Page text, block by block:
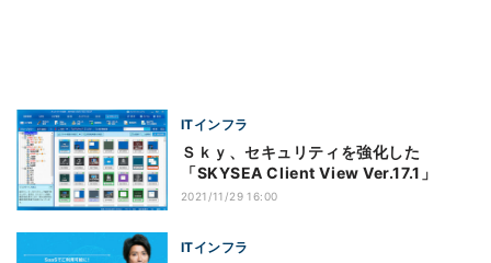
ITインフラ
Ｓｋｙ、セキュリティを強化した
「SKYSEA Client View Ver.17.1」
2021/11/29 16:00
ITインフラ